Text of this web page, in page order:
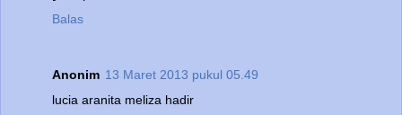
Balas
Anonim 13 Maret 2013 pukul 05.49
lucia aranita meliza hadir